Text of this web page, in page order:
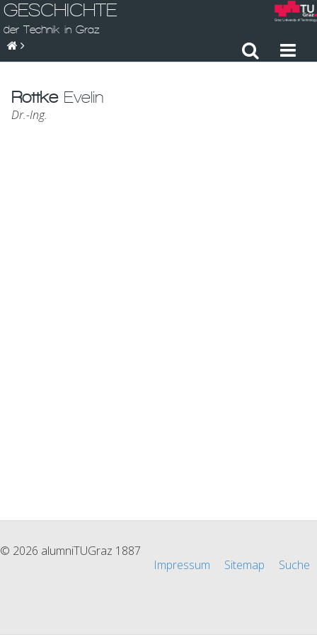
GESCHICHTE
der Technik in Graz
RottkeEvelin
Dr.-Ing.
© 2026 alumniTUGraz 1887
Impressum
Sitemap Suche